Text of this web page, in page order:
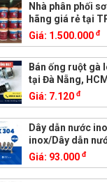
Nhà phân phối
hãng giá rẻ tại
Giá: 1.500.000đ
Bán ống ruột gà
tại Đà Nẵng,
Giá: 7.120đ
Dây dẫn nước
inox/Dây dẫn
Giá: 93.000đ